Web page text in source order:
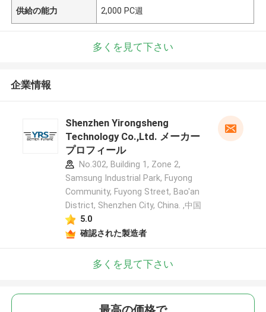
供給の能力 2,000 PC週
多くを見て下さい
企業情報
Shenzhen Yirongsheng
Technology Co.,Ltd. メーカー
プロフィール
No.302, Building 1, Zone 2,
Samsung Industrial Park, Fuyong
Community, Fuyong Street, Bao'an
District, Shenzhen City, China. ,中国
5.0
確認された製造者
多くを見て下さい